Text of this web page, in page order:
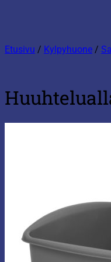
Etusivu / Kylpyhuone /